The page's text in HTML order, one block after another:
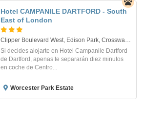
Hotel CAMPANILE DARTFORD - South
East of London
Clipper Boulevard West, Edison Park, Crossways 1. Dartford
Si decides alojarte en Hotel Campanile Dartford
de Dartford, apenas te separarán diez minutos
en coche de Centro...
Worcester Park Estate